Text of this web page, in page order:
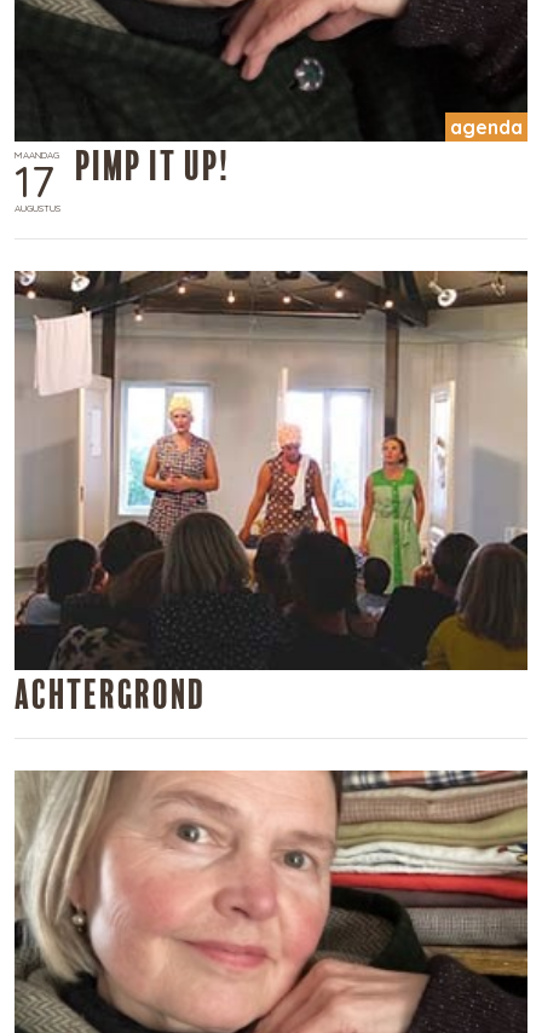
agenda
MAANDAG
17
AUGUSTUS
Pimp it up!
Achtergrond